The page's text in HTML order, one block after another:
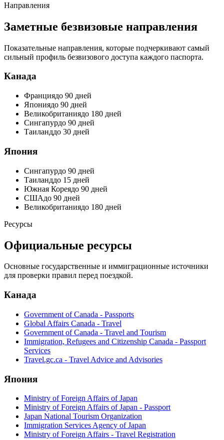
Направления
Заметные безвизовые направления
Показательные направления, которые подчеркивают самый
сильный профиль безвизового доступа каждого паспорта.
Канада
Франциядо 90 дней
Япониядо 90 дней
Великобританиядо 180 дней
Сингапурдо 90 дней
Таиланддо 30 дней
Япония
Сингапурдо 90 дней
Таиланддо 15 дней
Южная Кореядо 90 дней
СШАдо 90 дней
Великобританиядо 180 дней
Ресурсы
Официальные ресурсы
Основные государственные и иммиграционные источники
для проверки правил перед поездкой.
Канада
Government of Canada - Passports
Global Affairs Canada - Travel
Government of Canada - Travel and Tourism
Immigration, Refugees and Citizenship Canada - Passport
Services
Travel.gc.ca - Travel Advice and Advisories
Япония
Ministry of Foreign Affairs of Japan
Ministry of Foreign Affairs of Japan - Passport
Japan National Tourism Organization
Immigration Services Agency of Japan
Ministry of Foreign Affairs - Travel Registration